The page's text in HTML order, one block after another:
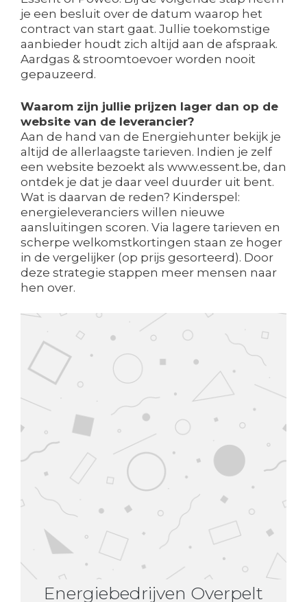
je een besluit over de datum waarop het
contract van start gaat. Jullie toekomstige
aanbieder houdt zich altijd aan de afspraak.
Aardgas & stroomtoevoer worden nooit
gepauzeerd.
Waarom zijn jullie prijzen lager dan op de
website van de leverancier?
Aan de hand van de Energiehunter bekijk je
altijd de allerlaagste tarieven. Indien je zelf
een website bezoekt als www.essent.be, dan
ontdek je dat je daar veel duurder uit bent.
Wat is daarvan de reden? Kinderspel:
energieleveranciers willen nieuwe
aansluitingen scoren. Via lagere tarieven en
scherpe welkomstkortingen staan ze hoger
in de vergelijker (op prijs gesorteerd). Door
deze strategie stappen meer mensen naar
hen over.
Energiebedrijven Overpelt